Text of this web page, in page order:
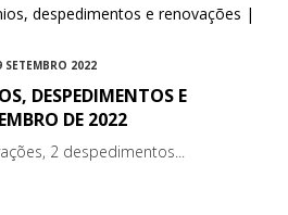
SETEMBRO 2022
DESPEDIMENTOS E
DE 2022
2 despedimentos...